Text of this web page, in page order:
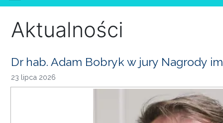
Aktualności
Dr hab. Adam Bobryk w jury Nagrody
23 lipca 2026